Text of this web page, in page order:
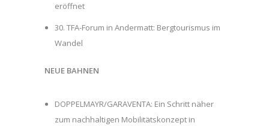
eröffnet
30. TFA-Forum in Andermatt: Bergtourismus im
Wandel
NEUE BAHNEN
DOPPELMAYR/GARAVENTA: Ein Schritt näher
zum nachhaltigen Mobilitätskonzept in